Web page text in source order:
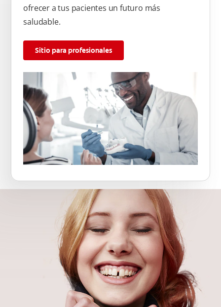
ofrecer a tus pacientes un futuro más
saludable.
Sitio para profesionales